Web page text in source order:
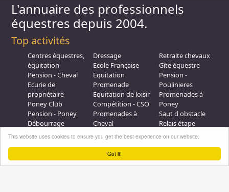
Got it!
This website uses cookies to ensure you get the best experience on our website.
L'annuaire des professionnels
équestres depuis 2004.
Top activités
Centres équestres,
équitation
Pension - Cheval
Ecurie de
propriétaire
Poney Club
Pension - Poney
Débourrage
Elevage
Dressage
Ecole Française
Equitation
Promenade
Equitation de loisir
Compétition - CSO
Promenades à
Cheval
Galops - Equitation
Retraite chevaux
Gîte équestre
Pension -
Poulinieres
Promenades à
Poney
Saut d obstacle
Relais étape
Plus d'infos
Professionnel équestre, Inscrivez-vous !
Nous contacter